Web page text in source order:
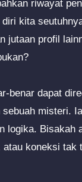
riwayat
kita
jutaan profil
benar dapat
misteri.
logika. Bisakah
koneksi tak